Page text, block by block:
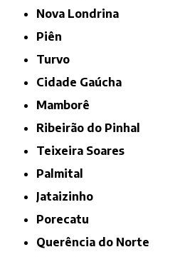
Nova Londrina
Piên
Turvo
Cidade Gaúcha
Mamborê
Ribeirão do Pinhal
Teixeira Soares
Palmital
Jataizinho
Porecatu
Querência do Norte